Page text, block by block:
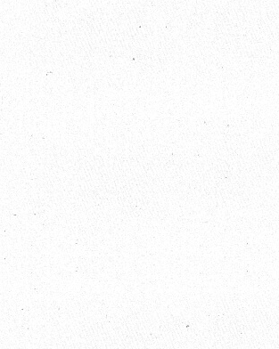
2022 / 12 / 02
歐比邁國際開發有限公司